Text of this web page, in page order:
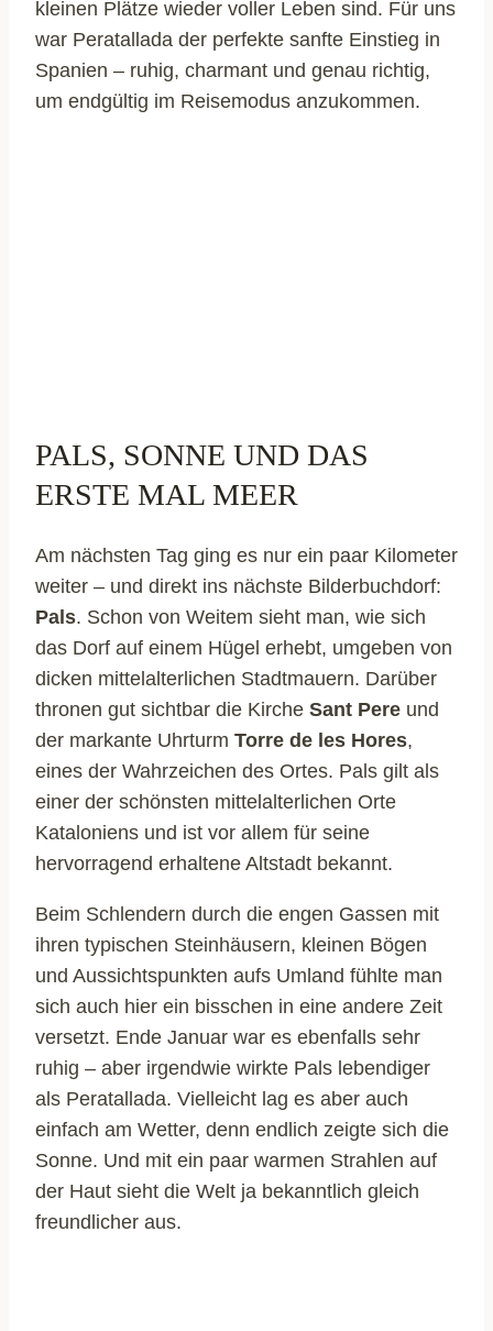
kleinen Plätze wieder voller Leben sind. Für uns
war Peratallada der perfekte sanfte Einstieg in
Spanien – ruhig, charmant und genau richtig,
um endgültig im Reisemodus anzukommen.
PALS, SONNE UND DAS
ERSTE MAL MEER
Am nächsten Tag ging es nur ein paar Kilometer
weiter – und direkt ins nächste Bilderbuchdorf:
Pals. Schon von Weitem sieht man, wie sich
das Dorf auf einem Hügel erhebt, umgeben von
dicken mittelalterlichen Stadtmauern. Darüber
thronen gut sichtbar die Kirche Sant Pere und
der markante Uhrturm Torre de les Hores,
eines der Wahrzeichen des Ortes. Pals gilt als
einer der schönsten mittelalterlichen Orte
Kataloniens und ist vor allem für seine
hervorragend erhaltene Altstadt bekannt.
Beim Schlendern durch die engen Gassen mit
ihren typischen Steinhäusern, kleinen Bögen
und Aussichtspunkten aufs Umland fühlte man
sich auch hier ein bisschen in eine andere Zeit
versetzt. Ende Januar war es ebenfalls sehr
ruhig – aber irgendwie wirkte Pals lebendiger
als Peratallada. Vielleicht lag es aber auch
einfach am Wetter, denn endlich zeigte sich die
Sonne. Und mit ein paar warmen Strahlen auf
der Haut sieht die Welt ja bekanntlich gleich
freundlicher aus.